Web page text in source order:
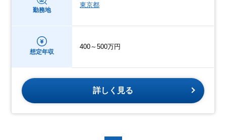
勤務地
東京都
想定年収
400～500万円
詳しく見る